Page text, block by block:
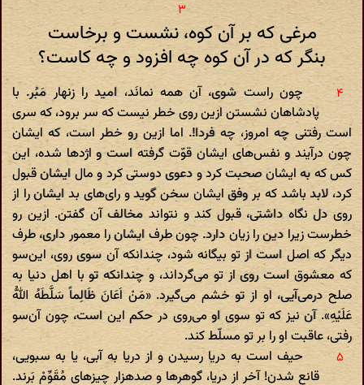
مرغی که بر آن کوه، نشست و برخاست
بنگر که در آن کوه چه افزود و چه کاست؟
چون راست شوی، آن همه نمانَد، امید را زنهار مَبُر. با
پادشاهان نشستن ازین روی خطر نیست که سر برود، که سری‌
است رفتنی چه امروز، چه فردا!. اما ازین رو خطر است، که ایشان
چون درآیند و نفس‌های ایشان قوّت گرفته است و اژدها شده، این
کس که به ایشان صحبت کرد و دعوی دوستی کرد و مال ایشان قبول
کرد، لابد باشد که بر وفق ایشان سخن گوید و رای‌های بد ایشان را از
روی دل نگاه داشتی، قبول کند و نتواند مخالف آن گفتن. ازین رو
خطرست زیرا دین را زیان دارد. چون طرف ایشان را معمور داری، طرف
دیگر که اصل است از تو بیگانه شود، چندانکه آن سوی روی، این‌سو
که معشوق است روی از تو می‌گرداند، و چندانکه تو با اهل دنیا به
صلح درمی‌آیی، او از تو خشم می‌گیرد. «مَنْ اَعَانَ ظَالِماً سَلَّطَهُ اللهُّ
عَلَیْهِ». آن نیز که تو سوی او می‌روی در حکم این است، چون آن‌سو
رفتی، عاقبت او را بر تو مسلّط کند.
حیف است به دریا رسیدن و از دریا به آبی، یا به سبویی،
قانع شدن! آخر از دریا، گوهرها و صد‌هزار چیزهای مُقَوِّمْ بَرند.